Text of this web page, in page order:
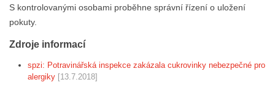
S kontrolovanými osobami proběhne správní řízení o uložení
pokuty.
Zdroje informací
spzi: Potravinářská inspekce zakázala cukrovinky nebezpečné pro
alergiky [13.7.2018]